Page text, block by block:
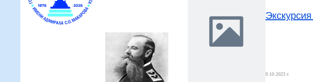
9.10.2023 г.